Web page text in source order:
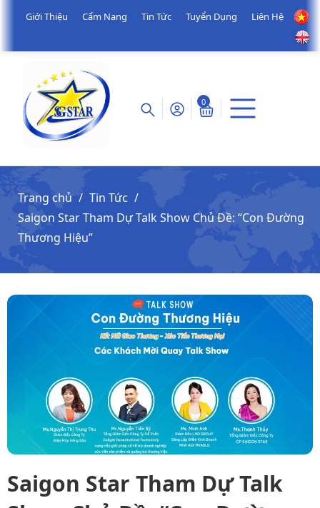
Giới Thiệu Cẩm Nang Tin Tức Tuyển Dụng Liên Hệ
0
Trang chủ
Tin Tức
Saigon Star Tham Dự Talk Show Chủ Đề: “Con Đường
Thương Hiệu”
Saigon Star Tham Dự Talk